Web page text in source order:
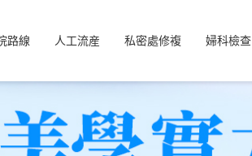
路線 人工流産 私密處修複 婦科檢查